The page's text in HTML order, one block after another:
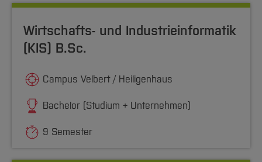
Wirtschafts- und Industrieinformatik
(KIS) B.Sc.
Campus Velbert / Heiligenhaus
Bachelor (Studium + Unternehmen)
9 Semester